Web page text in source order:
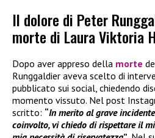
Il dolore di Peter
morte di Laura Viktoria
Dopo aver appreso della morte
Runggaldier aveva scelto di
pubblicato sui social, chiedendo
momento vissuto. Nel post
scritto: “In merito al grave
coinvolto, vi chiedo di rispettare il